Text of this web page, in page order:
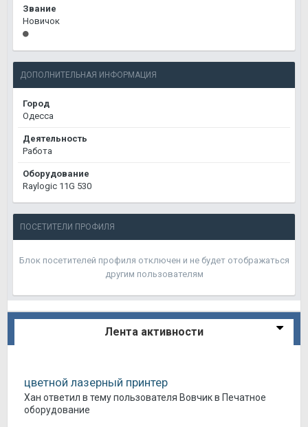
Звание
Новичок
ДОПОЛНИТЕЛЬНАЯ ИНФОРМАЦИЯ
Город
Одесса
Деятельность
Работа
Оборудование
Raylogic 11G 530
ПОСЕТИТЕЛИ ПРОФИЛЯ
Блок посетителей профиля отключен и не будет отображаться
другим пользователям
Лента активности
цветной лазерный принтер
Хан ответил в тему пользователя Вовчикв Печатное
оборудование